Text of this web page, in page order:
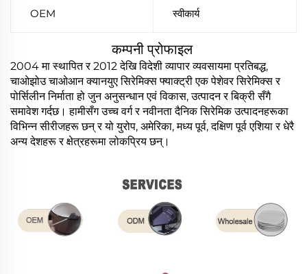
OEM स्वीकार्य
कम्पनी प्रोफाइल
2004 मा स्थापित र 2012 देखि विदेशी व्यापार व्यवसायमा प्रतिबद्ध,
चाओझोउ चाओआन क्यानयुए सिरेमिक्स फ्याक्ट्री एक पेशेवर सिरेमिक्स र
पोर्सिलीन निर्माता हो जुन अनुसन्धान एवं विकास, उत्पादन र बिक्री सँगै
समावेश गर्दछ। हामीसँग उच्च वर्ग र नवीनता दैनिक सिरेमिक उत्पादनहरूका
विभिन्न सीरीजहरू छन् र यो युरोप, अमेरिका, मध्य पूर्व, दक्षिण पूर्व एशिया र धेरै
अन्य देशहरू र क्षेत्रहरूमा लोकप्रिय छन्।